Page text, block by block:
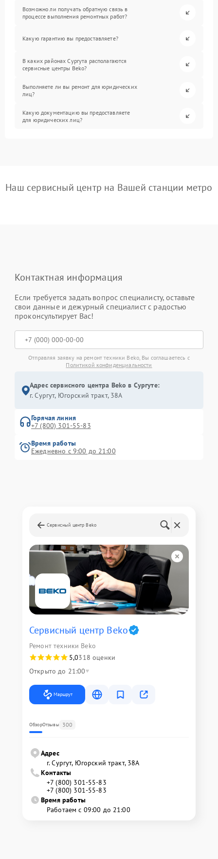
Возможно ли получать обратную связь в
процессе выполнения ремонтных работ?
Какую гарантию вы предоставляете?
В каких районах Сургута располагаются
сервисные центры Beko?
Выполняете ли вы ремонт для юридических
лиц?
Какую документацию вы предоставляете
для юридических лиц?
Наш сервисный центр на Вашей станции метро
Контактная информация
Если требуется задать вопрос специалисту, оставьте
свои данные и дежурный специалист с радостью
проконсультирует Вас!
Отправляя заявку на ремонт техники Beko, Вы соглашаетесь с
Политикой конфиденциальности
Адрес сервисного центра Beko в Сургуте:
г. Сургут, Югорский тракт, 38А
Горячая линия
+7 (800) 301-55-83
Время работы
Ежедневно с 9:00 до 21:00
Сервисный центр Beko
Сервисный центр Beko
Ремонт техники Beko
5,0318 оценки
Открыто до 21:00
Маршрут
ОбзорОтзывы 300
Адрес
г. Сургут, Югорский тракт, 38А
Контакты
+7 (800) 301-55-83
+7 (800) 301-55-83
Время работы
Работаем с 09:00 до 21:00